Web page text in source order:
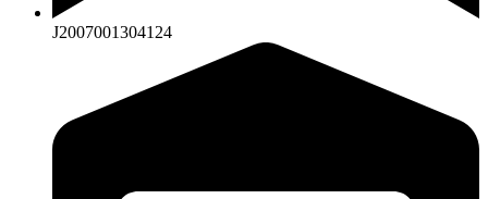
J2007001304124